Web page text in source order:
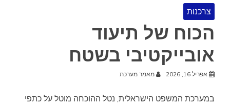
צרכנות
הכוח של תיעוד
אובייקטיבי בשטח
אפריל 16, 2026 מאמר מערכת
במערכת המשפט הישראלית, נטל ההוכחה מוטל על כתפי